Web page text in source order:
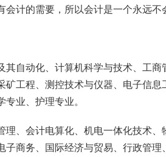
计的需要，所以会计是一个永远不
其自动化、计算机科学与技术、工
矿工程、测控技术与仪器、电子信
业、护理专业。
理、会计电算化、机电一体化技术
子商务、国际经济与贸易、行政管理